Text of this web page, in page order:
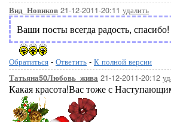
Вид_Новиков 21-12-2011-20:11 удалить
Ваши посты всегда радость, спасибо!
Обратиться - Ответить - К полной версии
Татьяна50Любовь_жива 21-12-2011-20:12
Какая красота!Вас тоже с